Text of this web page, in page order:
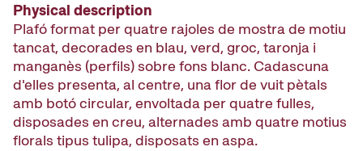
Physical description
Plafó format per quatre rajoles de mostra de motiu
tancat, decorades en blau, verd, groc, taronja i
manganès (perfils) sobre fons blanc. Cadascuna
d'elles presenta, al centre, una flor de vuit pètals
amb botó circular, envoltada per quatre fulles,
disposades en creu, alternades amb quatre motius
florals tipus tulipa, disposats en aspa.